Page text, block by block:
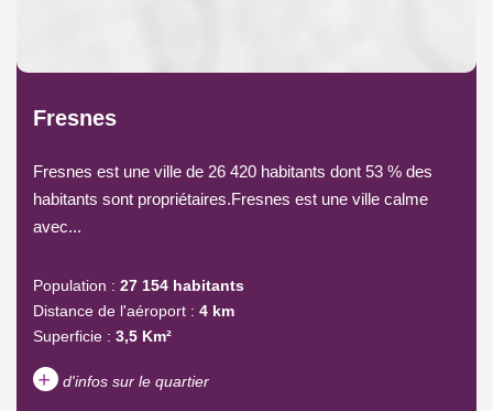
Fresnes
Fresnes est une ville de 26 420 habitants dont 53 % des
habitants sont propriétaires.Fresnes est une ville calme
avec...
Population : 27 154 habitants
Distance de l'aéroport : 4 km
Superficie : 3,5 Km²
+ d'infos sur le quartier